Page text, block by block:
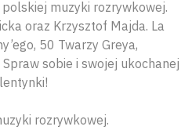
muzyki rozrywkowej.
oraz Krzysztof Majda. La
50 Twarzy Greya,
sobie i swojej ukochanej
rozrywkowej.